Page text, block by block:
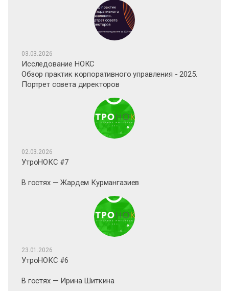
03.03.2026
Исследование НОКС
Обзор практик корпоративного управления - 2025.
Портрет совета директоров
02.03.2026
УтроНОКС #7
В гостях — Жардем Курмангазиев
23.01.2026
УтроНОКС #6
В гостях — Ирина Шиткина